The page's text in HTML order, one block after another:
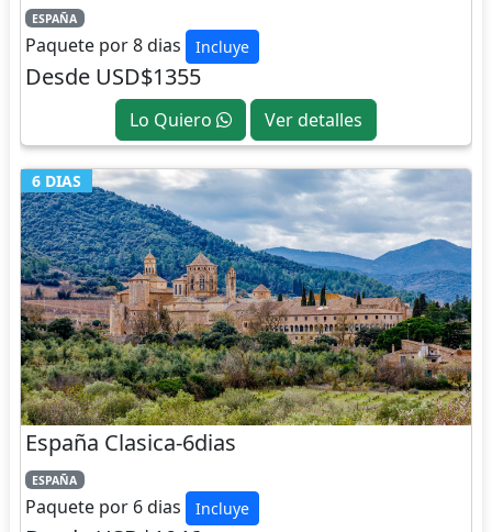
ESPAÑA
Paquete por 8 dias Incluye
Desde USD$1355
Lo Quiero Ver detalles
6 DIAS
España Clasica-6dias
ESPAÑA
Paquete por 6 dias Incluye